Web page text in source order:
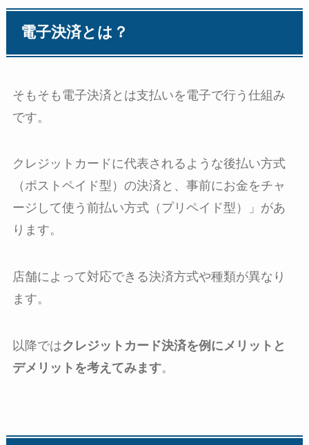
電子決済とは？
そもそも電子決済とは支払いを電子で行う仕組み
です。
クレジットカードに代表されるような後払い方式
（ポストペイド型）の決済と、事前にお金をチャ
ージして使う前払い方式（プリペイド型）」があ
ります。
店舗によって対応できる決済方式や種類が異なり
ます。
以降ではクレジットカード決済を例にメリットと
デメリットを考えてみます。